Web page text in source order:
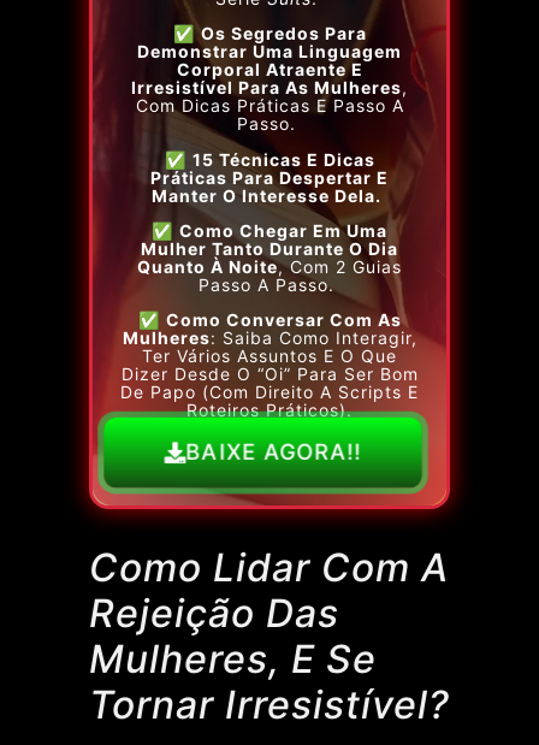
✅ Os Segredos Para
Demonstrar Uma Linguagem
Corporal Atraente E
Irresistível Para As Mulheres,
Com Dicas Práticas E Passo A
Passo.
✅ 15 Técnicas E Dicas
Práticas Para Despertar E
Manter O Interesse Dela.
✅ Como Chegar Em Uma
Mulher Tanto Durante O Dia
Quanto À Noite, Com 2 Guias
Passo A Passo.
✅ Como Conversar Com As
Mulheres: Saiba Como Interagir,
Ter Vários Assuntos E O Que
Dizer Desde O “oi” Para Ser Bom
De Papo (com Direito A Scripts E
Roteiros Práticos).
BAIXE AGORA!!
Como Lidar Com A
Rejeição Das
Mulheres, E Se
Tornar Irresistível?